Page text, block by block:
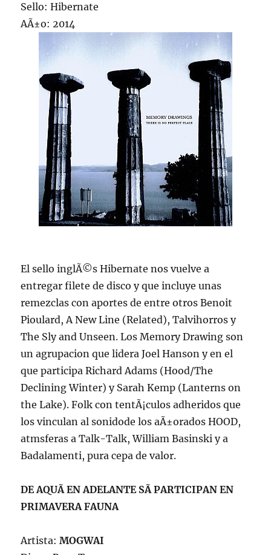
Sello: Hibernate
AÃ±o: 2014
El sello inglÃ©s Hibernate nos vuelve a
entregar filete de disco y que incluye unas
remezclas con aportes de entre otros Benoit
Pioulard, A New Line (Related), Talvihorros y
The Sly and Unseen. Los Memory Drawing son
un agrupacion que lidera Joel Hanson y en el
que participa Richard Adams (Hood/The
Declining Winter) y Sarah Kemp (Lanterns on
the Lake). Folk con tentÃ¡culos adheridos que
los vinculan al sonidode los aÃ±orados HOOD,
atmsferas a Talk-Talk, William Basinski y a
Badalamenti, pura cepa de valor.
DE AQUÃ EN ADELANTE SÃ PARTICIPAN EN
PRIMAVERA FAUNA
Artista:MOGWAI